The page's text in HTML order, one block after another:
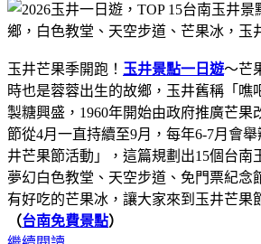
玉井芒果季開跑！ 玉井景點一日遊～芒
時也是蓉蓉出生的故鄉，玉井舊稱「噍
製糖興盛，1960年開始由政府推廣芒果
節從4月一直持續至9月，每年6-7月會
井芒果節活動」，這篇規劃出15個台南
夢幻白色教堂、天空步道、免門票紀念
有好吃的芒果冰，讓大家來到玉井芒果
（台南免費景點）